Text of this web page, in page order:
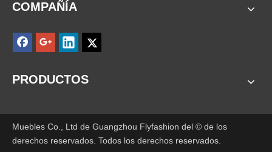
COMPAÑÍA
PRODUCTOS
Muebles Co., Ltd de Guangzhou Flyfashion del © de los
derechos reservados. Todos los derechos reservados.